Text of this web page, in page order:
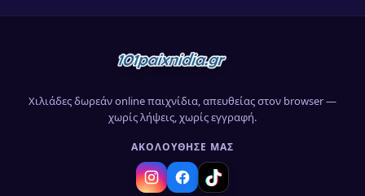
Χιλιάδες δωρεάν online παιχνίδια, απευθείας στον browser —
χωρίς λήψεις, χωρίς εγγραφή.
ΑΚΟΛΟΎΘΗΣΈ ΜΑΣ